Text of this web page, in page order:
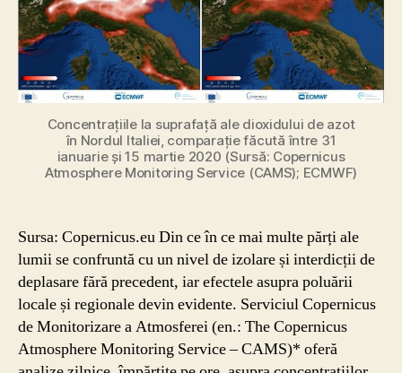
nivelul
redus
de
poluare
datorat
carantinei
din
Italia
Concentrațiile la suprafață ale dioxidului de azot
în Nordul Italiei, comparație făcută între 31
ianuarie și 15 martie 2020 (Sursă: Copernicus
Atmosphere Monitoring Service (CAMS); ECMWF)
Sursa: Copernicus.eu Din ce în ce mai multe părți ale
lumii se confruntă cu un nivel de izolare și interdicții de
deplasare fără precedent, iar efectele asupra poluării
locale și regionale devin evidente. Serviciul Copernicus
de Monitorizare a Atmosferei (en.: The Copernicus
Atmosphere Monitoring Service – CAMS)* oferă